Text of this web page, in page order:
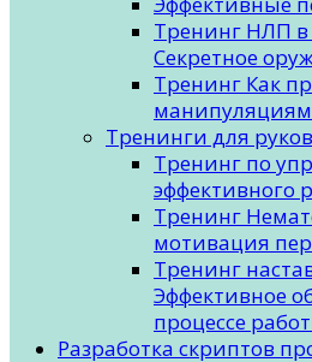
Тренинг НЛП
Секретное
Тренинг Как
Тренинги для
Тренинг по
эффективного
Тренинг
мотивация
Тренинг
Эффективное
процессе
Разработка скриптов